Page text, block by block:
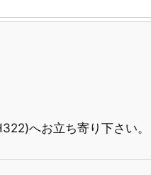
へお立ち寄り下さい。